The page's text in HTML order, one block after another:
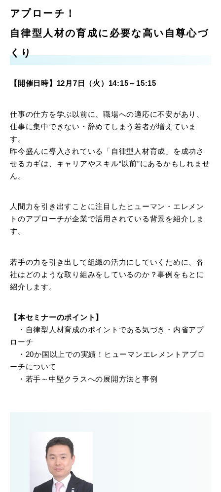
アプローチ！
自律型人材の育成に必要な高い自尊心づ
くり
【開催日時】12月7日（火）14:15～15:15
仕事の仕方を学ぶ以前に、職場への適応に不安があり、
仕事に集中できない・辞めてしまう若者が増えていま
す。
昨今盛んに導入されている「自律型人材育成」を成功さ
せるカギは、キャリアやスキル“以前”にあるかもしれませ
ん。
人間力を引き出すことに注目したヒューマン・エレメン
トのアプローチが企業で活用されている背景を紹介しま
す。
若手の力を引き出して組織の活力にしていくために、各
社はどのような取り組みをしているのか？事例をもとに
紹介します。
【本セミナーのポイント】
・自律型人材育成のポイントである気づき・内省アプ
ローチ
・20か国以上での実績！ヒューマンエレメントアプロ
ーチについて
・若手～中堅クラスへの展開方法と事例